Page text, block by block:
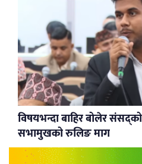
विषयभन्दा बाहिर बोलेर
सभामुखको रुलिङ माग